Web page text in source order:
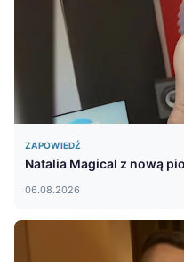
ZAPOWIEDŹ
Natalia Magical z nową
06.08.2026